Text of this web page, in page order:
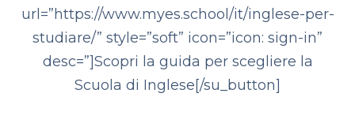
url=”https://www.myes.school/it/inglese-per-
studiare/” style=”soft” icon=”icon: sign-in”
desc=”]Scopri la guida per scegliere la
Scuola di Inglese[/su_button]